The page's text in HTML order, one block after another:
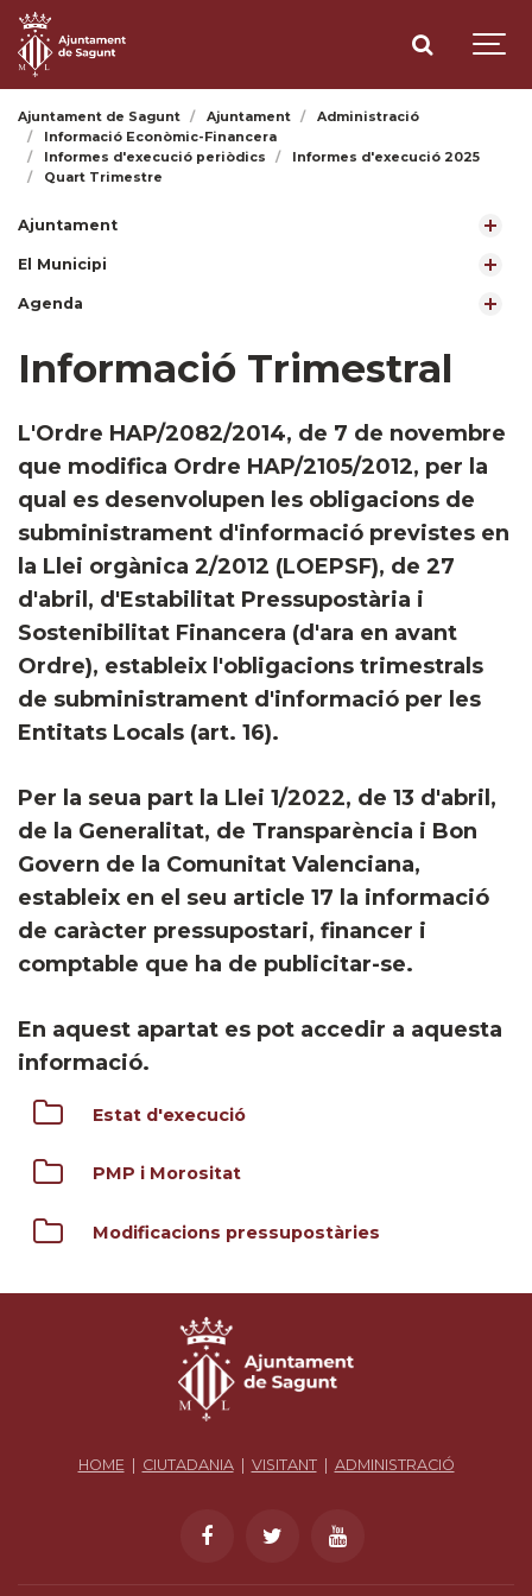
Ajuntament de Sagunt Ajuntament
Administració
Informació Econòmic-Financera
Informes d'execució periòdics
Informes d'execució 2025
Quart Trimestre
Ajuntament
El Municipi
Agenda
Informació Trimestral
L'Ordre HAP/2082/2014, de 7 de novembre
que modifica Ordre HAP/2105/2012, per la
qual es desenvolupen les obligacions de
subministrament d'informació previstes en
la Llei orgànica 2/2012 (LOEPSF), de 27
d'abril, d'Estabilitat Pressupostària i
Sostenibilitat Financera (d'ara en avant
Ordre), estableix l'obligacions trimestrals
de subministrament d'informació per les
Entitats Locals (art. 16).
Per la seua part la Llei 1/2022, de 13 d'abril,
de la Generalitat, de Transparència i Bon
Govern de la Comunitat Valenciana,
estableix en el seu article 17 la informació
de caràcter pressupostari, financer i
comptable que ha de publicitar-se.
En aquest apartat es pot accedir a aquesta
informació.
Estat d'execució
PMP i Morositat
Modificacions pressupostàries
HOME| CIUTADANIA| VISITANT| ADMINISTRACIÓ